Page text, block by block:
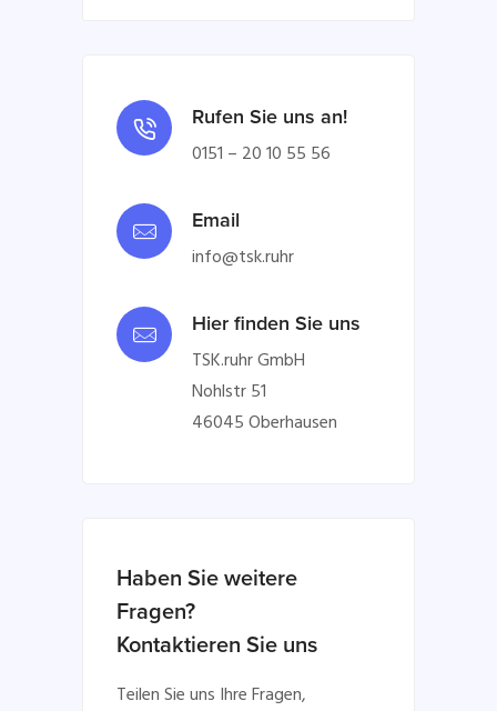
Rufen Sie uns an!
0151 – 20 10 55 56
Email
info@tsk.ruhr
Hier finden Sie uns
TSK.ruhr GmbH
Nohlstr 51
46045 Oberhausen
Haben Sie weitere
Fragen?
Kontaktieren Sie uns
Teilen Sie uns Ihre Fragen,